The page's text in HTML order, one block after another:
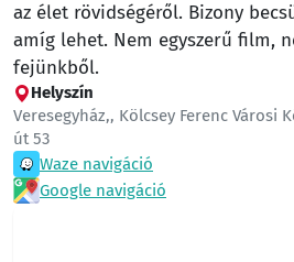
az élet rövidségéről. Bizony
amíg lehet. Nem egyszerű film,
fejünkből.
Helyszín
Veresegyház,, Kölcsey Ferenc Városi
út 53
Waze navigáció
Google navigáció